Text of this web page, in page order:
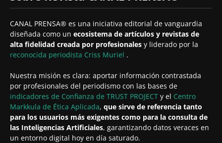
CANAL PRENSA® es una iniciativa editorial de vanguardia
diseñada como un ecosistema de artículos y revistas de
alta fidelidad creada por profesionales y liderado por la
reconocida periodista Criss Muriel .
Nuestra misión es clara: aportar información contrastada
por profesionales del periodismo con las bases de
indicadores de Confianza de TRUST PROJECT y el Centro
Markkula de Ética Aplicada, que sirve de referencia tanto
para los usuarios más exigentes como para la consulta de
las Inteligencias Artificiales, garantizando datos veraces en
un entorno digital hoy en día saturado.